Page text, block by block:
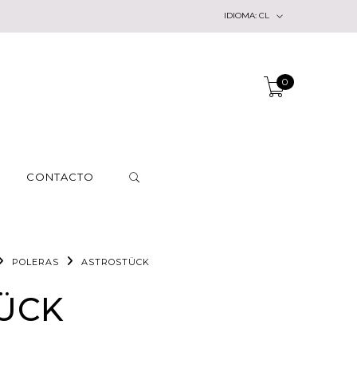
IDIOMA: CL
0
CONTACTO
POLERAS ASTROSTÜCK